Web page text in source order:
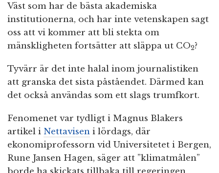
Väst som har de bästa akademiska
institutionerna, och har inte vetenskapen sagt
oss att vi kommer att bli stekta om
mänskligheten fortsätter att släppa ut CO2?
Tyvärr är det inte halal inom journalistiken
att granska det sista påståendet. Därmed kan
det också användas som ett slags trumfkort.
Fenomenet var tydligt i Magnus Blakers
artikel i Nettavisen i lördags, där
ekonomiprofessorn vid Universitetet i Bergen,
Rune Jansen Hagen, säger att ”klimatmålen”